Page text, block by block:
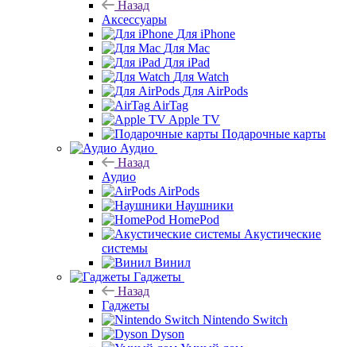
Назад
Аксессуары
Для iPhone
Для Mac
Для iPad
Для Watch
Для AirPods
AirTag
Apple TV
Подарочные карты
Аудио
Назад
Аудио
AirPods
Наушники
HomePod
Акустические
системы
Винил
Гаджеты
Назад
Гаджеты
Nintendo Switch
Dyson